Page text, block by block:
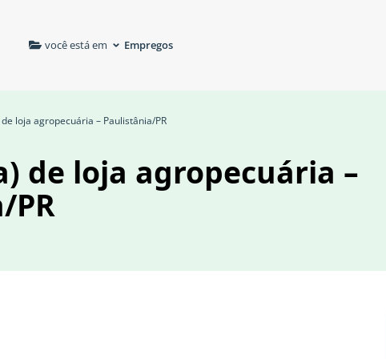
você está em Empregos
loja agropecuária – Paulistânia/PR
de loja agropecuária –
PR